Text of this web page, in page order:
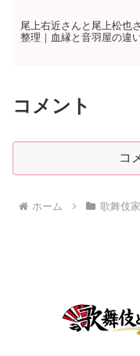
尾上右近さんと尾上松也
整理｜血縁と音羽屋の違
コメント
コ
ホーム 歌舞伎